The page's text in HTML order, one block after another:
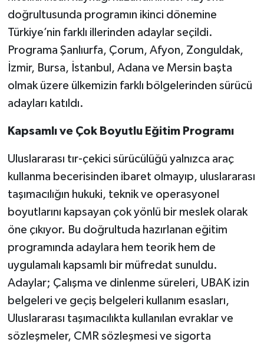
doğrultusunda programın ikinci dönemine
Türkiye’nin farklı illerinden adaylar seçildi.
Programa Şanlıurfa, Çorum, Afyon, Zonguldak,
İzmir, Bursa, İstanbul, Adana ve Mersin başta
olmak üzere ülkemizin farklı bölgelerinden sürücü
adayları katıldı.
Kapsamlı ve Çok Boyutlu Eğitim Programı
Uluslararası tır-çekici sürücülüğü yalnızca araç
kullanma becerisinden ibaret olmayıp, uluslararası
taşımacılığın hukuki, teknik ve operasyonel
boyutlarını kapsayan çok yönlü bir meslek olarak
öne çıkıyor. Bu doğrultuda hazırlanan eğitim
programında adaylara hem teorik hem de
uygulamalı kapsamlı bir müfredat sunuldu.
Adaylar; Çalışma ve dinlenme süreleri, UBAK izin
belgeleri ve geçiş belgeleri kullanım esasları,
Uluslararası taşımacılıkta kullanılan evraklar ve
sözleşmeler, CMR sözleşmesi ve sigorta